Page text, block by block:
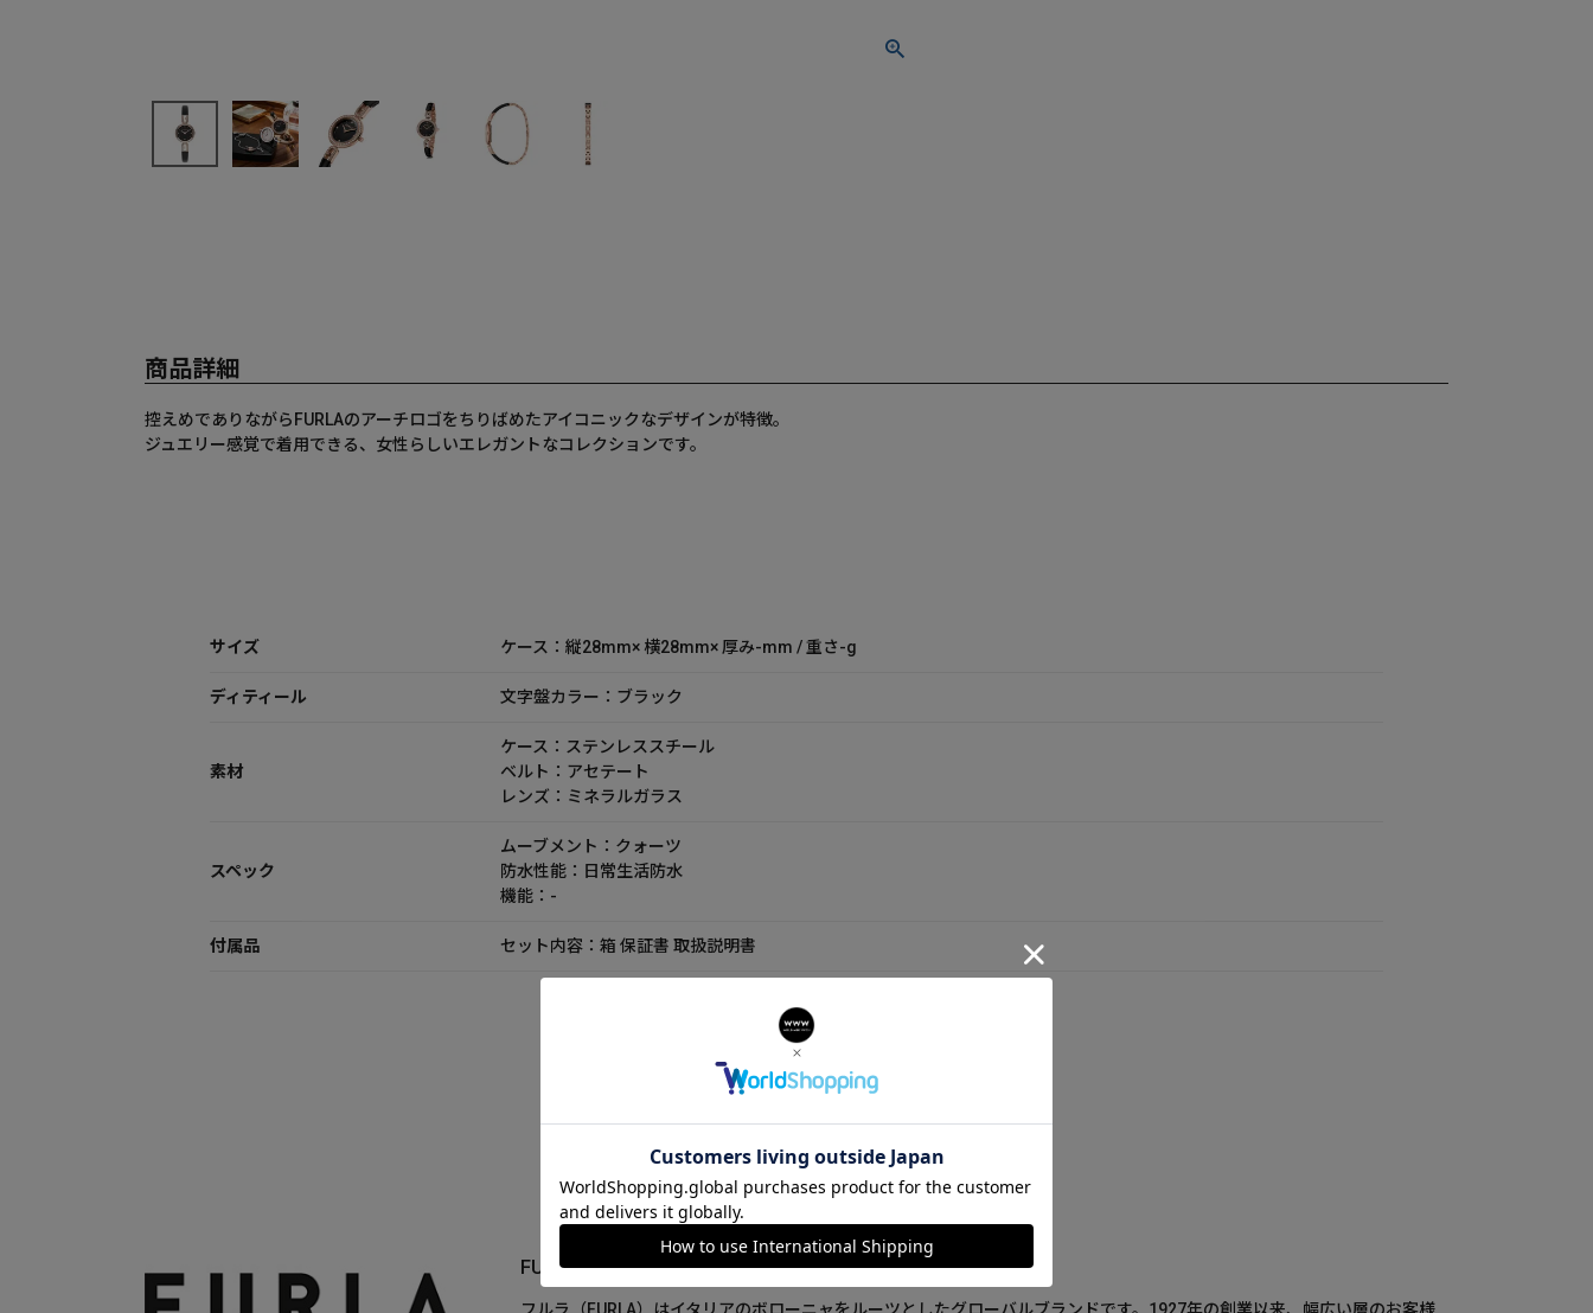
商品詳細
控えめでありながらFURLAのアーチロゴをちりばめたアイコニックなデザインが特徴。
ジュエリー感覚で着用できる、女性らしいエレガントなコレクションです。
サイズ ケース：縦28mm× 横28mm× 厚み-mm / 重さ-g
ディティール 文字盤カラー：ブラック
素材
ケース：ステンレススチール
ベルト：アセテート
レンズ：ミネラルガラス
スペック
ムーブメント：クォーツ
防水性能：日常生活防水
機能：-
付属品 セット内容：箱 保証書 取扱説明書
FURLA(フルラ)について